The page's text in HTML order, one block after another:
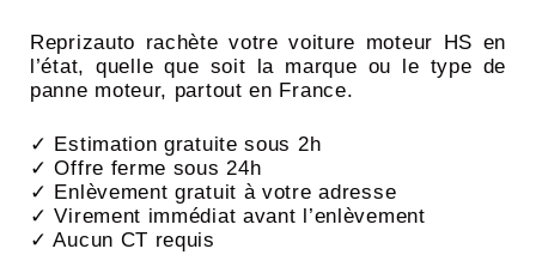
Reprizauto rachète votre voiture moteur HS en
l’état, quelle que soit la marque ou le type de
panne moteur, partout en France.
✓ Estimation gratuite sous 2h
✓ Offre ferme sous 24h
✓ Enlèvement gratuit à votre adresse
✓ Virement immédiat avant l’enlèvement
✓ Aucun CT requis